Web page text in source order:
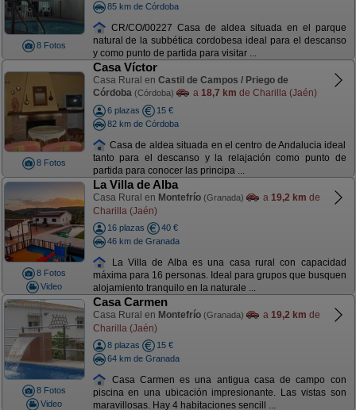
8 Fotos
85 km de Córdoba
CR/CO/00227 Casa de aldea situada en el parque
natural de la subbética cordobesa ideal para el descanso
y como punto de partida para visitar ...
8 Fotos
Casa Víctor
Casa Rural en Castil de Campos / Priego de
Córdoba (Córdoba) a 18,7 km de Charilla (Jaén)
6 plazas
15 €
82 km de Córdoba
Casa de aldea situada en el centro de Andalucia ideal
tanto para el descanso y la relajación como punto de
partida para conocer las principa ...
8 Fotos
Video
La Villa de Alba
Casa Rural en Montefrío (Granada) a 19,2 km de
Charilla (Jaén)
16 plazas
40 €
46 km de Granada
La Villa de Alba es una casa rural con capacidad
máxima para 16 personas. Ideal para grupos que busquen
alojamiento tranquilo en la naturale ...
8 Fotos
Video
Casa Carmen
Casa Rural en Montefrío (Granada) a 19,2 km de
Charilla (Jaén)
8 plazas
15 €
64 km de Granada
Casa Carmen es una antigua casa de campo con
piscina en una ubicación impresionante. Las vistas son
maravillosas. Hay 4 habitaciones sencill ...